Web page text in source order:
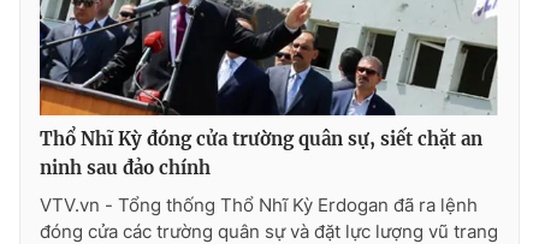
THỜI BÁO VTV
Theo dõi báo trên
Thổ Nhĩ Kỳ đóng cửa trường quân sự, siết chặt an
ninh sau đảo chính
VTV.vn - Tổng thống Thổ Nhĩ Kỳ Erdogan đã ra lệnh
đóng cửa các trường quân sự và đặt lực lượng vũ trang